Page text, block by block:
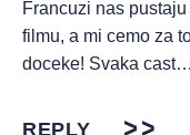
Francuzi nas
filmu, a mi cemo za
doceke! Svaka
REPLY